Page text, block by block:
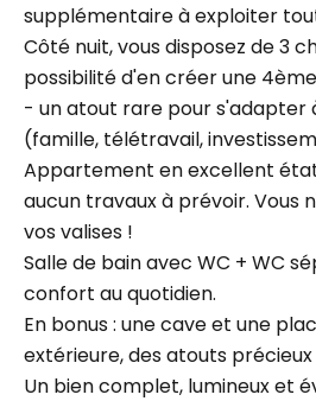
supplémentaire à exploiter
Côté nuit, vous disposez de 3
possibilité d'en créer une
- un atout rare pour s'adapter
(famille, télétravail,
Appartement en excellent état
aucun travaux à prévoir. Vous
vos valises !
Salle de bain avec WC + WC
confort au quotidien.
En bonus : une cave et une
extérieure, des atouts
Un bien complet, lumineux et